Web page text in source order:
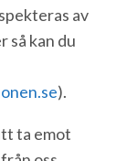
av
så kan du
).
ta emot